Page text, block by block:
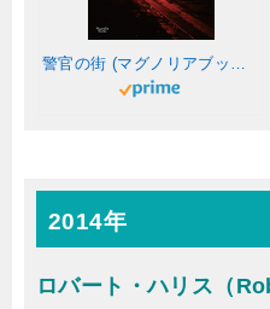
警官の街 (マグノリアブックス)
2014年
ロバート・ハリス（